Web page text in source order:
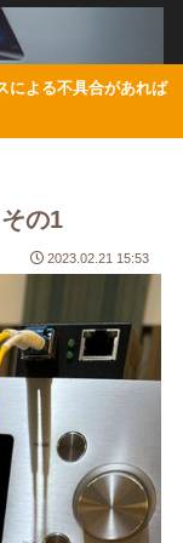
による不具合があれば
の1
2023.02.21 15:53